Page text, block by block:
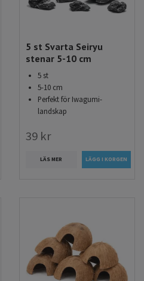
5 st Svarta Seiryu
stenar 5-10 cm
5 st
5-10 cm
Perfekt för Iwagumi-
landskap
39 kr
LÄS MER